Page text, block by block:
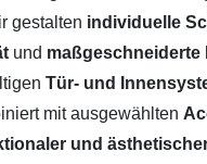
gestalten individuelle
und maßgeschneiderte
Tür- und
mit ausgewählten
und